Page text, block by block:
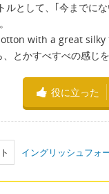
ルとして、｢今までに
with a great silky
とかすべすべの感じ
役に立った
イングリッシュフォ